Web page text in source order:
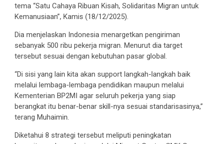
tema “Satu Cahaya Ribuan Kisah, Solidaritas Migran untuk
Kemanusiaan”, Kamis (18/12/2025).
Dia menjelaskan Indonesia menargetkan pengiriman
sebanyak 500 ribu pekerja migran. Menurut dia target
tersebut sesuai dengan kebutuhan pasar global.
“Di sisi yang lain kita akan support langkah-langkah baik
melalui lembaga-lembaga pendidikan maupun melalui
Kementerian BP2MI agar seluruh pekerja yang siap
berangkat itu benar-benar skill-nya sesuai standarisasinya,”
terang Muhaimin.
Diketahui 8 strategi tersebut meliputi peningkatan